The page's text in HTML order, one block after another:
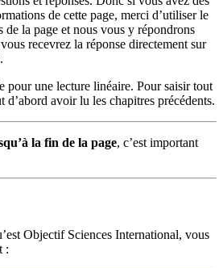
de cette page, merci d’utiliser le
de la page et nous vous y répondrons
recevrez la réponse directement sur
pour une lecture linéaire. Pour saisir tout
d’abord avoir lu les chapitres précédents.
la fin de la page, c’est important
Objectif Sciences International, vous
: